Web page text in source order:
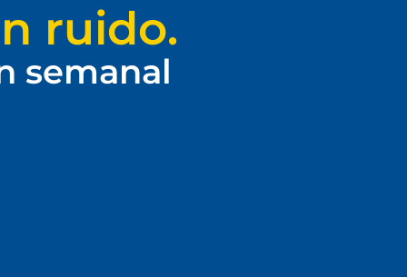
ruido.
semanal